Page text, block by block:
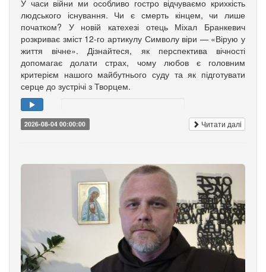
У часи війни ми особливо гостро відчуваємо крихкість
людського існування. Чи є смерть кінцем, чи лише
початком? У новій катехезі отець Міхал Бранкевич
розкриває зміст 12-го артикулу Символу віри — «Вірую у
життя вічне». Дізнайтеся, як перспектива вічності
допомагає долати страх, чому любов є головним
критерієм нашого майбутнього суду та як підготувати
серце до зустрічі з Творцем.
2026-08-04 00:00:00 Читати далі